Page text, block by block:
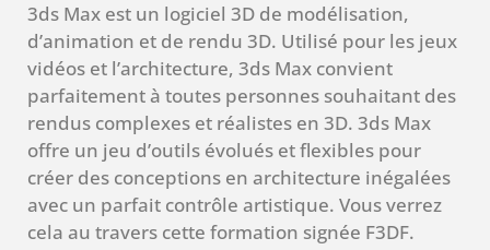
3ds Max est un logiciel 3D de modélisation,
d’animation et de rendu 3D. Utilisé pour les jeux
vidéos et l’architecture, 3ds Max convient
parfaitement à toutes personnes souhaitant des
rendus complexes et réalistes en 3D. 3ds Max
offre un jeu d’outils évolués et flexibles pour
créer des conceptions en architecture inégalées
avec un parfait contrôle artistique. Vous verrez
cela au travers cette formation signée F3DF.